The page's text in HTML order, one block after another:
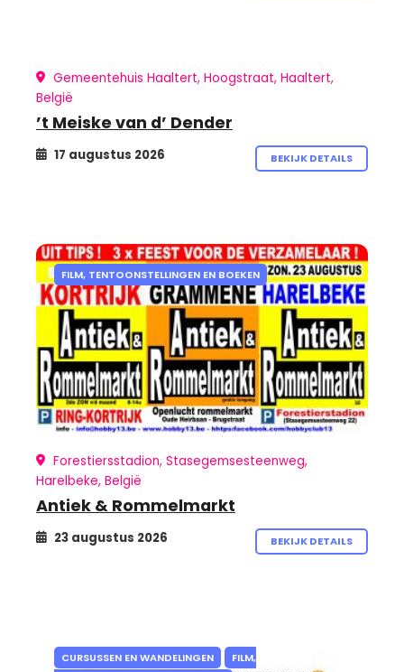
Gemeentehuis Haaltert, Hoogstraat, Haaltert,
België
’t Meiske van d’ Dender
17 augustus 2026 BEKIJK DETAILS
FILM, TENTOONSTELLINGEN EN BOEKEN
Forestiersstadion, Stasegemsesteenweg,
Harelbeke, België
Antiek & Rommelmarkt
23 augustus 2026 BEKIJK DETAILS
CURSUSSEN EN WANDELINGEN
FILM,